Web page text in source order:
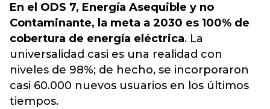
En el ODS 7, Energía Asequible y no
Contaminante, la meta a 2030 es 100% de
cobertura de energía eléctrica. La
universalidad casi es una realidad con
niveles de 98%; de hecho, se incorporaron
casi 60.000 nuevos usuarios en los últimos
tiempos.